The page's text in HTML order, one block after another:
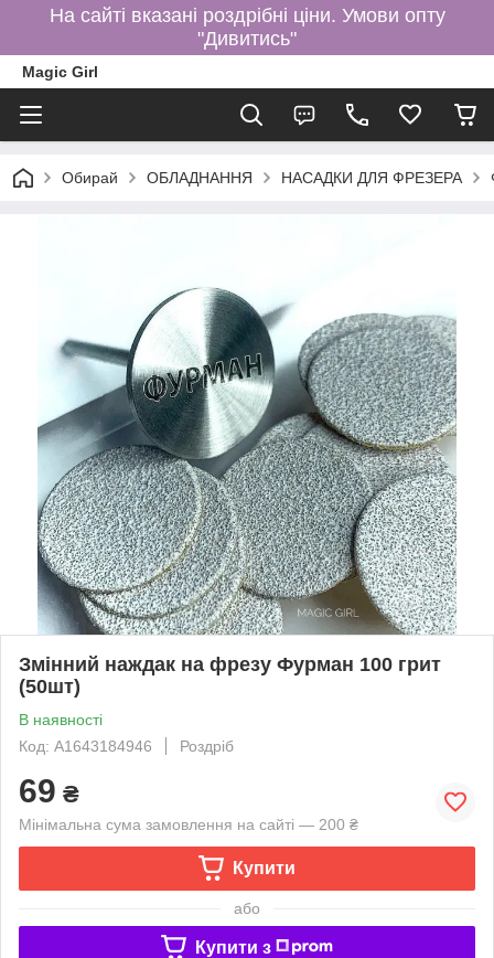
На сайті вказані роздрібні ціни. Умови опту
"Дивитись"
Magic Girl
Обирай ОБЛАДНАННЯ НАСАДКИ ДЛЯ ФРЕЗЕРА
Змінний наждак на фрезу Фурман 100 грит
(50шт)
В наявності
Код: A1643184946
Роздріб
69 ₴
Мінімальна сума замовлення на сайті — 200 ₴
Купити
або
Купити з